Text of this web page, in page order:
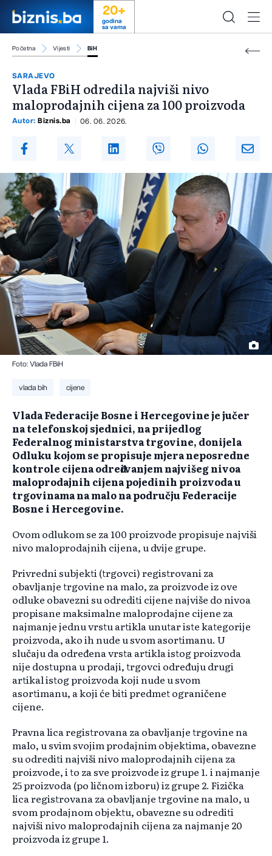
20+
godina
sa vama
Početna Vijesti BiH
SARAJEVO
Vlada FBiH odredila najviši nivo
maloprodajnih cijena za 100 proizvoda
Autor: Biznis.ba 06. 06. 2026.
Foto: Vlada FBiH
vlada bih cijene
Vlada Federacije Bosne i Hercegovine je jučer
na telefonskoj sjednici, na prijedlog
Federalnog ministarstva trgovine, donijela
Odluku kojom se propisuje mjera neposredne
kontrole cijena određivanjem najvišeg nivoa
maloprodajnih cijena pojedinih proizvoda u
trgovinama na malo na području Federacije
Bosne i Hercegovine.
Ovom odlukom se za 100 proizvode propisuje najviši
nivo maloprodajnih cijena, u dvije grupe.
Privredni subjekti (trgovci) registrovani za
obavljanje trgovine na malo, za proizvode iz ove
odluke obavezni su odrediti cijene najviše do nivoa
propisane maksimalne maloprodajne cijene za
najmanje jednu vrstu artikla unutar iste kategorije
proizvoda, ako ih nude u svom asortimanu. U
slučaju da određena vrsta artikla istog proizvoda
nije dostupna u prodaji, trgovci određuju drugi
artikal istog proizvoda koji nude u svom
asortimanu, a koji će biti predmet ograničene
cijene.
Pravna lica registrovana za obavljanje trgovine na
malo, u svim svojim prodajnim objektima, obavezne
su odrediti najviši nivo maloprodajnih cijena za
proizvode, i to za sve proizvode iz grupe 1. i najmanje
25 proizvoda (po ličnom izboru) iz grupe 2. Fizička
lica registrovana za obavljanje trgovine na malo, u
svom prodajnom objektu, obavezne su odrediti
najviši nivo maloprodajnih cijena za najmanje 20
proizvoda iz grupe 1.